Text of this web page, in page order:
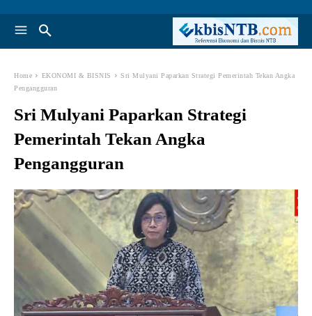
Home EKONOMI & BISNIS
Sri Mulyani Paparkan Strategi Pemerintah Tekan Angka
Pengangguran
Sri Mulyani Paparkan Strategi
Pemerintah Tekan Angka
Pengangguran